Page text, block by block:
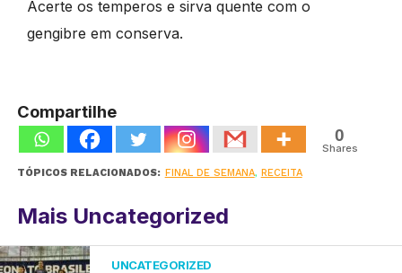
Acerte os temperos e sirva quente com o
gengibre em conserva.
Compartilhe
0
Shares
TÓPICOS RELACIONADOS: FINAL DE SEMANA, RECEITA
Mais Uncategorized
UNCATEGORIZED